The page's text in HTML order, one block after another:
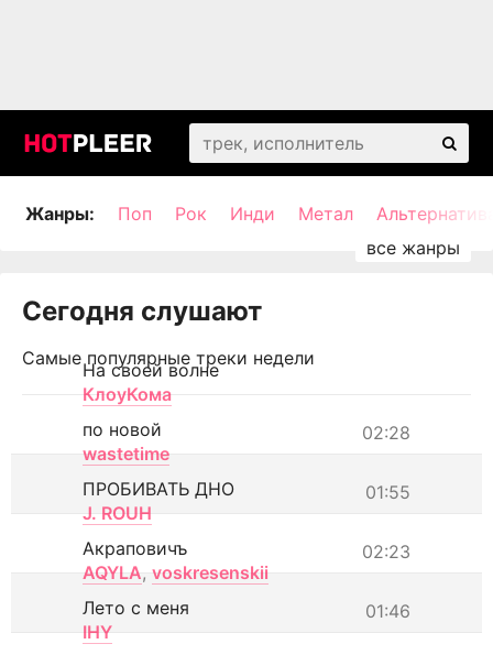
Жанры: Поп Рок Инди Метал
Сегодня слушают
Самые популярные треки недели
На своей волне
КлоуКома
02:28
по новой
wastetime
01:55
ПРОБИВАТЬ ДНО
J. ROUH
02:23
Акраповичъ
AQYLA, voskresenskii
01:46
Лето с меня
IHY